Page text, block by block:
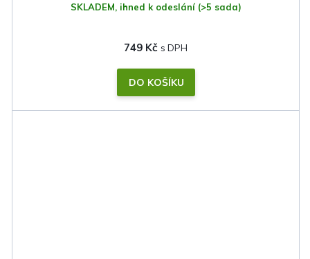
SKLADEM, ihned k odeslání (>5 sada)
749 Kč
DO KOŠÍKU